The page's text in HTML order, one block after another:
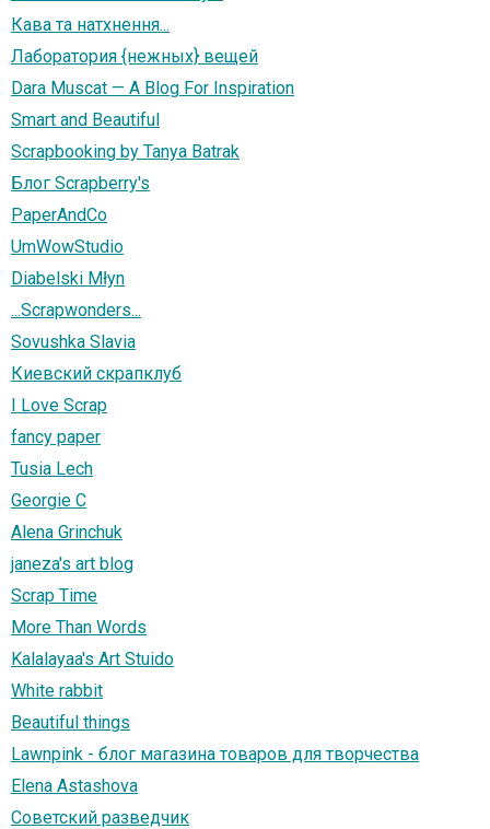
Кава та натхнення...
Лаборатория {нежных} вещей
Dara Muscat — A Blog For Inspiration
Smart and Beautiful
Scrapbooking by Tanya Batrak
Блог Scrapberry's
PaperAndCo
UmWowStudio
Diabelski Młyn
...Scrapwonders...
Sovushka Slavia
Киевский скрапклуб
I Love Scrap
fancy paper
Tusia Lech
Georgie C
Alena Grinchuk
janeza's art blog
Scrap Тime
More Than Words
Kalalayaa's Art Stuido
White rabbit
Beautiful things
Lawnpink - блог магазина товаров для творчества
Elena Astashova
Советский разведчик